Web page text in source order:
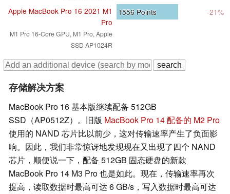
Apple MacBook Pro 16 2021 M1
Pro
M1 Pro 16-Core GPU, M1 Pro, Apple
SSD AP1024R
1556 Points -21%
存储解决方案
MacBook Pro 16 基本版继续配备 512GB
SSD（AP0512Z）。旧版 MacBook Pro 14 配备的 M2 Pro
使用的 NAND 芯片比以前少，这对传输速率产生了负面影
响。因此，我们非常惊讶地发现现在又出现了四个 NAND
芯片，顺便说一下，配备 512GB 固态硬盘的新款
MacBook Pro 14 M3 Pro 也是如此。现在，传输速率再次
提高，读取数据时最高可达 6 GB/s，写入数据时最高可达